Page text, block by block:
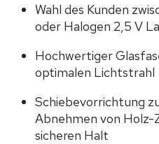
Wahl des Kunden
oder Halogen 2,5 V
Hochwertiger
optimalen Lichtstrahl
Schiebevorrichtung
Abnehmen von
sicheren Halt